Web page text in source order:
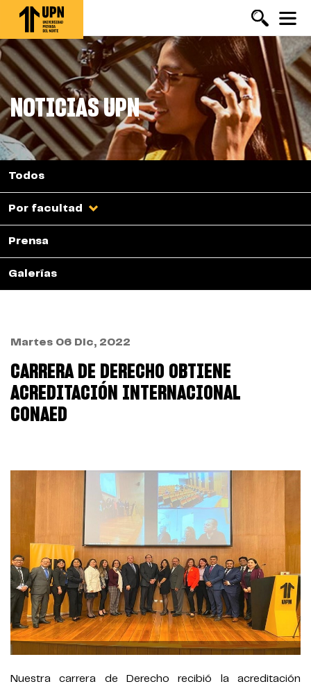
Pasar
contenido
principal
NOTICIAS UPN
Todos
Por facultad
Prensa
Galerías
Martes 06 Dic, 2022
CARRERA DE DERECHO OBTIENE
ACREDITACIÓN INTERNACIONAL
CONAED
Nuestra carrera de Derecho recibió la acreditación